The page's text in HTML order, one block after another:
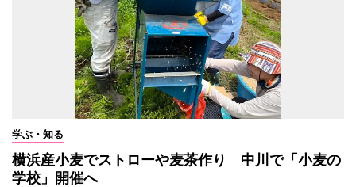
学ぶ・知る
横浜産小麦でストローや麦茶作り 中川で「小麦の
学校」開催へ